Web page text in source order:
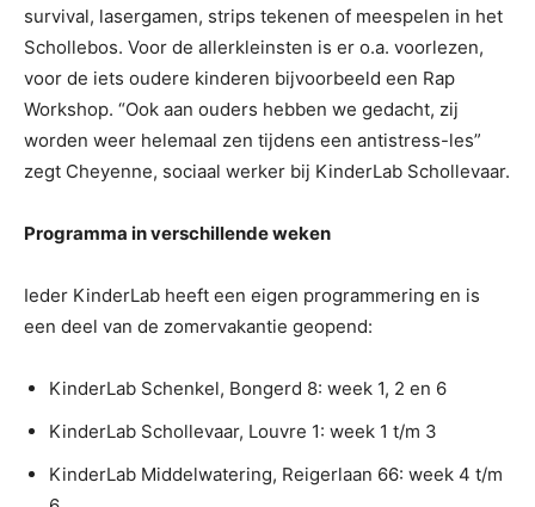
survival, lasergamen, strips tekenen of meespelen in het
Schollebos. Voor de allerkleinsten is er o.a. voorlezen,
voor de iets oudere kinderen bijvoorbeeld een Rap
Workshop. “Ook aan ouders hebben we gedacht, zij
worden weer helemaal zen tijdens een antistress-les”
zegt Cheyenne, sociaal werker bij KinderLab Schollevaar.
Programma in verschillende weken
Ieder KinderLab heeft een eigen programmering en is
een deel van de zomervakantie geopend:
KinderLab Schenkel, Bongerd 8: week 1, 2 en 6
KinderLab Schollevaar, Louvre 1: week 1 t/m 3
KinderLab Middelwatering, Reigerlaan 66: week 4 t/m